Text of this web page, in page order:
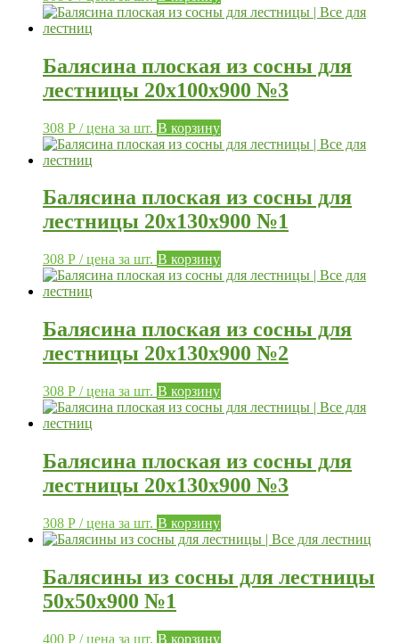
Балясина плоская из сосны для
лестницы 20х100х900 №3
308 Р / цена за шт. В корзину
Балясина плоская из сосны для
лестницы 20х130х900 №1
308 Р / цена за шт. В корзину
Балясина плоская из сосны для
лестницы 20х130х900 №2
308 Р / цена за шт. В корзину
Балясина плоская из сосны для
лестницы 20х130х900 №3
308 Р / цена за шт. В корзину
Балясины из сосны для лестницы
50х50х900 №1
400 Р / цена за шт. В корзину